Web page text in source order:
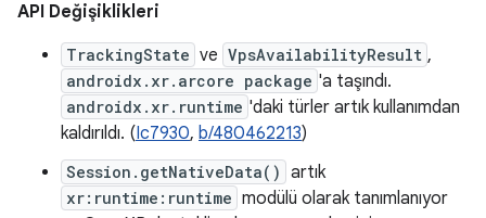
API Değişiklikleri
TrackingState ve VpsAvailabilityResult ,
androidx.xr.arcore package 'a taşındı.
androidx.xr.runtime 'daki türler artık kullanımdan
kaldırıldı. (Ic7930, b/480462213)
Session.getNativeData() artık
xr:runtime:runtime modülü olarak tanımlanıyor